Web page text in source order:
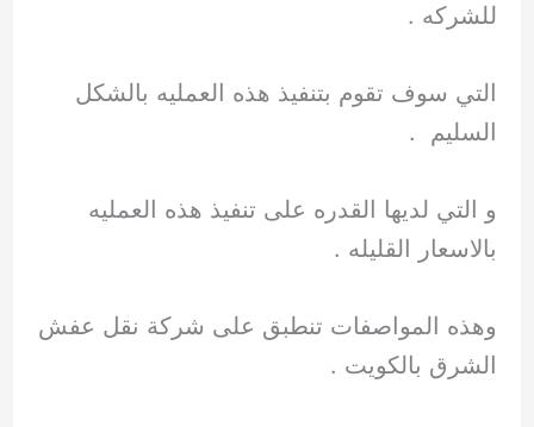
للشركه .
التي سوف تقوم بتنفيذ هذه العمليه بالشكل
السليم .
و التي لديها القدره على تنفيذ هذه العمليه
بالاسعار القليله .
وهذه المواصفات تنطبق على شركة نقل عفش
الشرق بالكويت .